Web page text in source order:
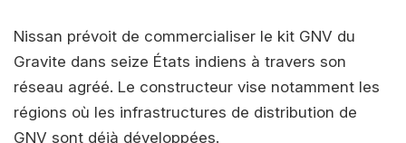
Nissan prévoit de commercialiser le kit GNV du
Gravite dans seize États indiens à travers son
réseau agréé. Le constructeur vise notamment les
régions où les infrastructures de distribution de
GNV sont déjà développées.